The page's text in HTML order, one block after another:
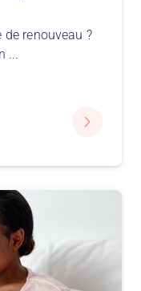
renouveau ?
...